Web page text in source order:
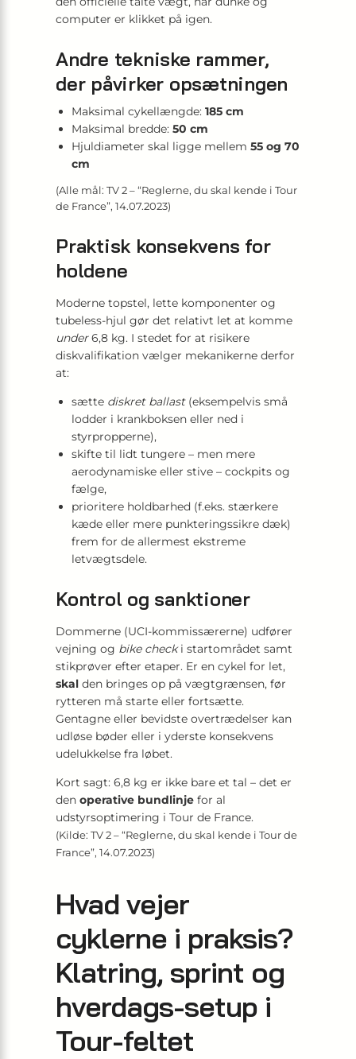
computer er klikket på igen.
Andre tekniske rammer,
der påvirker opsætningen
Maksimal cykellængde: 185 cm
Maksimal bredde: 50 cm
Hjuldiameter skal ligge mellem 55 og 70
cm
(Alle mål: TV 2 – “Reglerne, du skal kende i Tour
de France”, 14.07.2023)
Praktisk konsekvens for
holdene
Moderne topstel, lette komponenter og
tubeless-hjul gør det relativt let at komme
under6,8 kg. I stedet for at risikere
diskvalifikation vælger mekanikerne derfor
at:
sætte diskret ballast(eksempelvis små
lodder i krankboksen eller ned i
styrpropperne),
skifte til lidt tungere – men mere
aerodynamiske eller stive – cockpits og
fælge,
prioritere holdbarhed (f.eks. stærkere
kæde eller mere punkteringssikre dæk)
frem for de allermest ekstreme
letvægtsdele.
Kontrol og sanktioner
Dommerne (UCI-kommissærerne) udfører
vejning og bike checki startområdet samt
stikprøver efter etaper. Er en cykel for let,
skal den bringes op på vægtgrænsen, før
rytteren må starte eller fortsætte.
Gentagne eller bevidste overtrædelser kan
udløse bøder eller i yderste konsekvens
udelukkelse fra løbet.
Kort sagt: 6,8 kg er ikke bare et tal – det er
den operative bundlinje for al
udstyrsoptimering i Tour de France.
(Kilde: TV 2 – “Reglerne, du skal kende i Tour de
France”, 14.07.2023)
Hvad vejer
cyklerne i praksis?
Klatring, sprint og
hverdags-setup i
Tour-feltet